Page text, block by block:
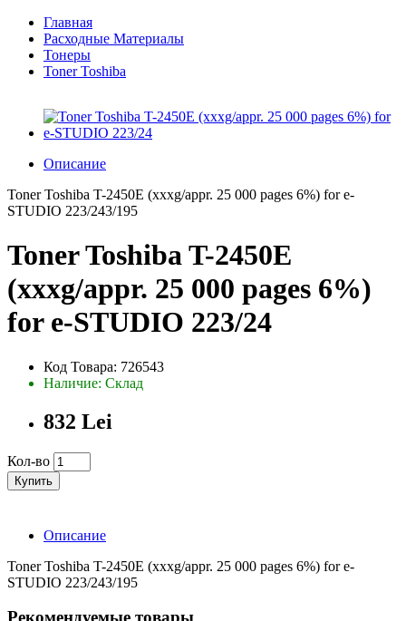
Главная
Расходные Материалы
Тонеры
Toner Toshiba
Описание
Toner Toshiba T-2450E (xxxg/appr. 25 000 pages 6%) for e-
STUDIO 223/243/195
Toner Toshiba T-2450E
(xxxg/appr. 25 000 pages 6%)
for e-STUDIO 223/24
Код Товара: 726543
Наличие: Склад
832 Lei
Кол-во
Купить
Описание
Toner Toshiba T-2450E (xxxg/appr. 25 000 pages 6%) for e-
STUDIO 223/243/195